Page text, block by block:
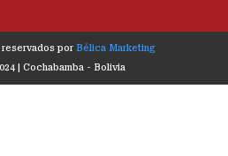
por Bélica Marketing
| Cochabamba - Bolivia